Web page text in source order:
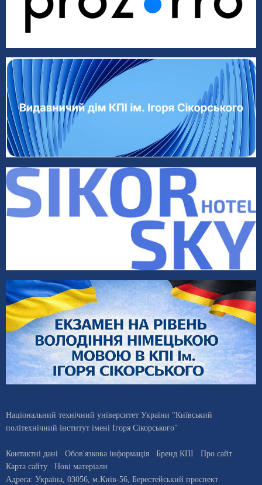
Національний технічний університет України "Київський
політехнічний інститут імені Ігоря Сікорського"
Контактні дані Обов'язкова інформація Бренд КПІ
Про сайт
Карта сайту
Нові матеріали
Адреса: Україна 03056 , м. Київ-56, Берестейський проспект